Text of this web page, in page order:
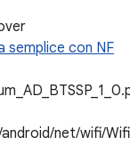
con NF
net/wifi/